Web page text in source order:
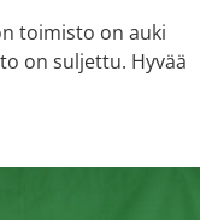
toimisto on auki
on suljettu. Hyvää